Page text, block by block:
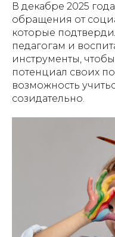
В декабре 2025
обращения от
которые
педагогам и
инструменты,
потенциал своих
возможность
созидательно.